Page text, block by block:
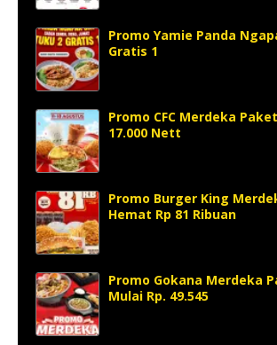
Promo Yamie Panda
Gratis 1
Promo CFC Merdeka
17.000 Nett
Promo Burger King
Hemat Rp 81 Ribuan
Promo Gokana Merdeka
Mulai Rp. 49.545